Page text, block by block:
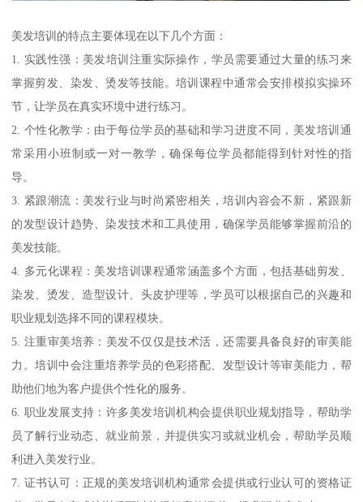
美发培训的特点主要体现在以下几个方面：
1. 实践性强：美发培训注重实际操作，学员需要通过大量的练习来
掌握剪发、染发、烫发等技能。培训课程中通常会安排模拟实操环
节，让学员在真实环境中进行练习。
2. 个性化教学：由于每位学员的基础和学习进度不同，美发培训通
常采用小班制或一对一教学，确保每位学员都能得到针对性的指
导。
3. 紧跟潮流：美发行业与时尚紧密相关，培训内容会不新，紧跟新
的发型设计趋势、染发技术和工具使用，确保学员能够掌握前沿的
美发技能。
4. 多元化课程：美发培训课程通常涵盖多个方面，包括基础剪发、
染发、烫发、造型设计、头皮护理等，学员可以根据自己的兴趣和
职业规划选择不同的课程模块。
5. 注重审美培养：美发不仅仅是技术活，还需要具备良好的审美能
力。培训中会注重培养学员的色彩搭配、发型设计等审美能力，帮
助他们地为客户提供个性化的服务。
6. 职业发展支持：许多美发培训机构会提供职业规划指导，帮助学
员了解行业动态、就业前景，并提供实习或就业机会，帮助学员顺
利进入美发行业。
7. 证书认可：正规的美发培训机构通常会提供或行业认可的资格证